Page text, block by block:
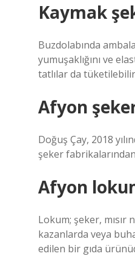
Kaymak
Buzdolabında
yumuşaklığını ve
tatlılar da
Afyon
Doğuş Çay, 2018
şeker
Afyon
Lokum; şeker, mısır
kazanlarda veya
edilen bir gıda